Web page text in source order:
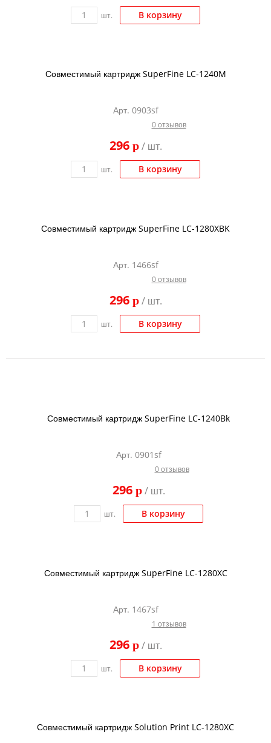
шт. В корзину
Совместимый картридж SuperFine LC-1240M
Арт. 0903sf
0 отзывов
296 p/ шт.
шт. В корзину
Совместимый картридж SuperFine LC-1280XBK
Арт. 1466sf
0 отзывов
296 p/ шт.
шт. В корзину
Совместимый картридж SuperFine LC-1240Bk
Арт. 0901sf
0 отзывов
296 p/ шт.
шт. В корзину
Совместимый картридж SuperFine LC-1280XC
Арт. 1467sf
1 отзывов
296 p/ шт.
шт. В корзину
Совместимый картридж Solution Print LC-1280XC